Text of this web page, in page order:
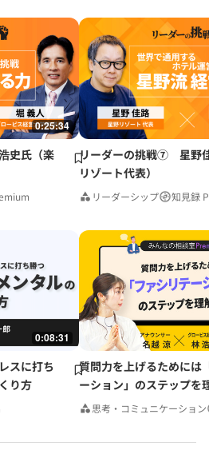
0:25:34
史氏（楽
リーダーの挑戦⑦ 星野
リゾート代表）
リーダーシップ 知見録
0:08:31
スに打ち
り方
質問力を上げるためには
ーション」のステップを
みんなの相談室Premium
思考・コミュニケーション